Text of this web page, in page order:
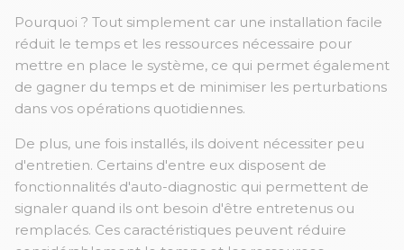
Pourquoi ? Tout simplement car une installation facile
réduit le temps et les ressources nécessaire pour
mettre en place le système, ce qui permet également
de gagner du temps et de minimiser les perturbations
dans vos opérations quotidiennes.
De plus, une fois installés, ils doivent nécessiter peu
d'entretien. Certains d'entre eux disposent de
fonctionnalités d'auto-diagnostic qui permettent de
signaler quand ils ont besoin d'être entretenus ou
remplacés. Ces caractéristiques peuvent réduire